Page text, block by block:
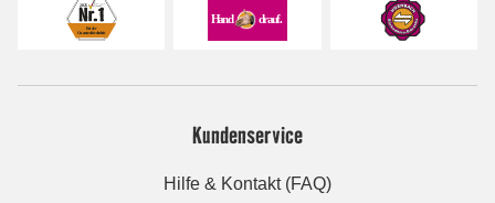
Kundenservice
Hilfe & Kontakt (FAQ)